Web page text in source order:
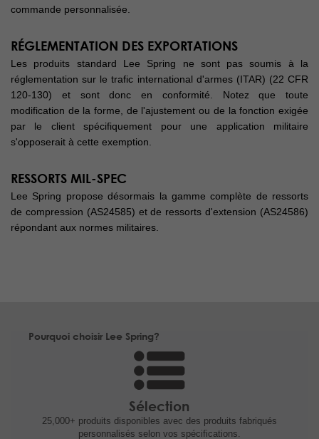
commande personnalisée.
RÉGLEMENTATION DES EXPORTATIONS
Les produits standard Lee Spring ne sont pas soumis à la
réglementation sur le trafic international d'armes (ITAR) (22 CFR
120-130) et sont donc en conformité. Notez que toute
modification de la forme, de l'ajustement ou de la fonction exigée
par le client spécifiquement pour une application militaire
s'opposerait à cette exemption.
RESSORTS MIL-SPEC
Lee Spring propose désormais la gamme complète de ressorts
de compression (AS24585) et de ressorts d'extension (AS24586)
répondant aux normes militaires.
Pourquoi choisir Lee Spring?
Sélection
25,000+ produits disponibles avec des produits fabriqués
personnalisés selon vos spécifications.